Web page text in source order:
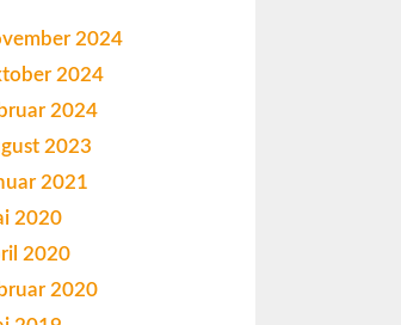
2024
2024
2024
2023
2021
2020
2020
2020